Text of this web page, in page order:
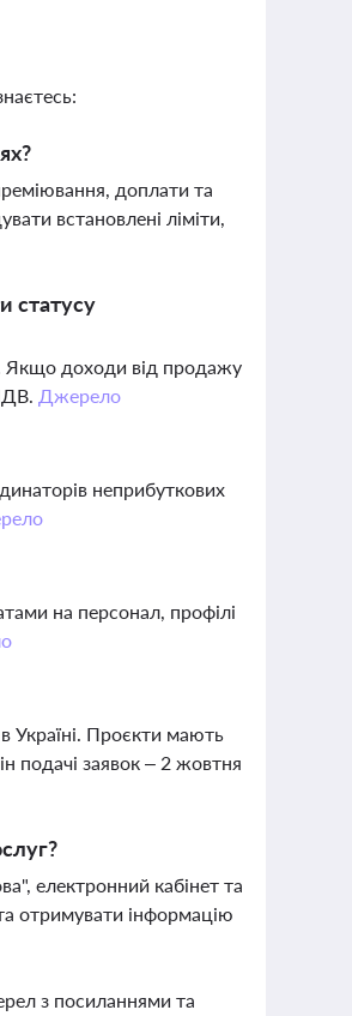
доплати та
встановлені ліміти,
статусу
Якщо доходи від продажу
Джерело
неприбуткових
на персонал, профілі
в Україні. Проєкти мають
подачі заявок – 2 жовтня
електронний кабінет та
отримувати інформацію
з посиланнями та